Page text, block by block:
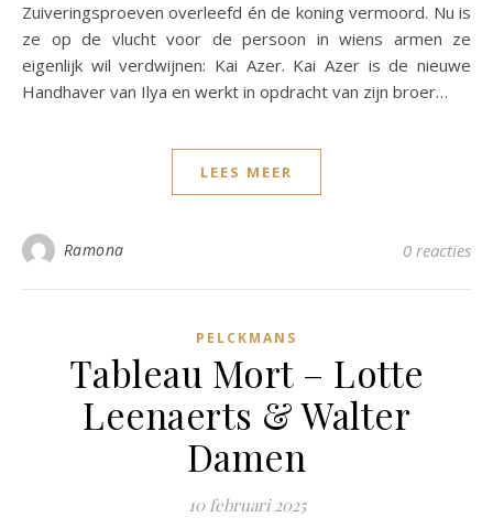
Zuiveringsproeven overleefd én de koning vermoord. Nu is
ze op de vlucht voor de persoon in wiens armen ze
eigenlijk wil verdwijnen: Kai Azer. Kai Azer is de nieuwe
Handhaver van Ilya en werkt in opdracht van zijn broer…
LEES MEER
Ramona 0 reacties
PELCKMANS
Tableau Mort – Lotte
Leenaerts & Walter
Damen
10 februari 2025